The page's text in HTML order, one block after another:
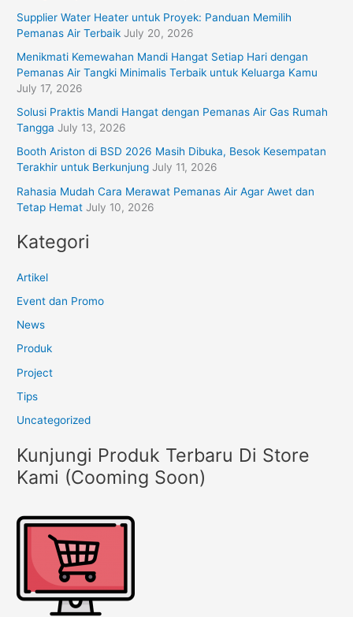
Supplier Water Heater untuk Proyek: Panduan Memilih
Pemanas Air Terbaik July 20, 2026
Menikmati Kemewahan Mandi Hangat Setiap Hari dengan
Pemanas Air Tangki Minimalis Terbaik untuk Keluarga Kamu
July 17, 2026
Solusi Praktis Mandi Hangat dengan Pemanas Air Gas Rumah
Tangga July 13, 2026
Booth Ariston di BSD 2026 Masih Dibuka, Besok Kesempatan
Terakhir untuk Berkunjung July 11, 2026
Rahasia Mudah Cara Merawat Pemanas Air Agar Awet dan
Tetap Hemat July 10, 2026
Kategori
Artikel
Event dan Promo
News
Produk
Project
Tips
Uncategorized
Kunjungi Produk Terbaru Di Store
Kami (Cooming Soon)